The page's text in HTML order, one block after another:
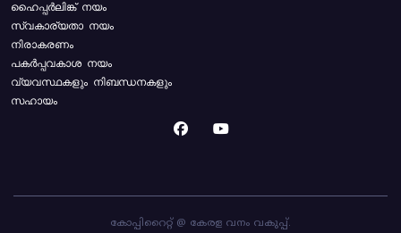
ഹൈപ്പർലിങ്ക് നയം
സ്വകാര്യതാ നയം
നിരാകരണം
പകർപ്പവകാശ നയം
വ്യവസ്ഥകളും നിബന്ധനകളും
സഹായം
കോപ്പിറൈറ്റ് @ കേരള വനം വകുപ്പ്.